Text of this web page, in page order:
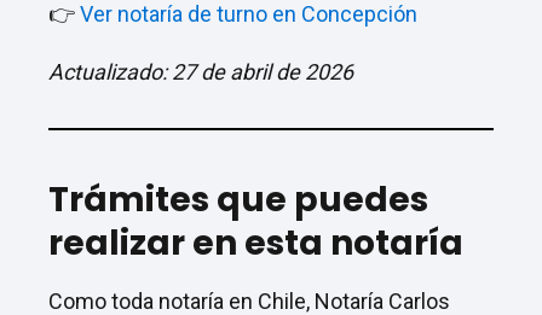
👉Ver notaría de turno en Concepción
Actualizado: 27 de abril de 2026
Trámites que puedes
realizar en esta notaría
Como toda notaría en Chile, Notaría Carlos